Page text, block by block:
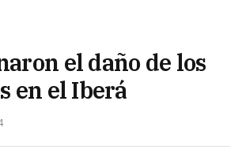
el daño de los
en el Iberá